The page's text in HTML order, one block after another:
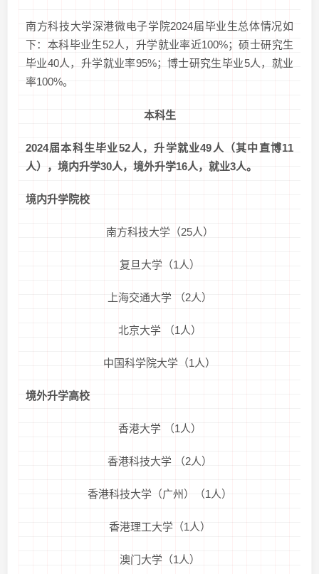
南方科技大学深港微电子学院2024届毕业生总体情况如
下：本科毕业生52人，升学就业率近100%；硕士研究生
毕业40人，升学就业率95%；博士研究生毕业5人，就业
率100%。
本科生
2024届本科生毕业52人，升学就业49人（其中直博11
人），境内升学30人，境外升学16人，就业3人。
境内升学院校
南方科技大学（25人）
复旦大学（1人）
上海交通大学 （2人）
北京大学 （1人）
中国科学院大学（1人）
境外升学高校
香港大学 （1人）
香港科技大学 （2人）
香港科技大学（广州）（1人）
香港理工大学（1人）
澳门大学（1人）